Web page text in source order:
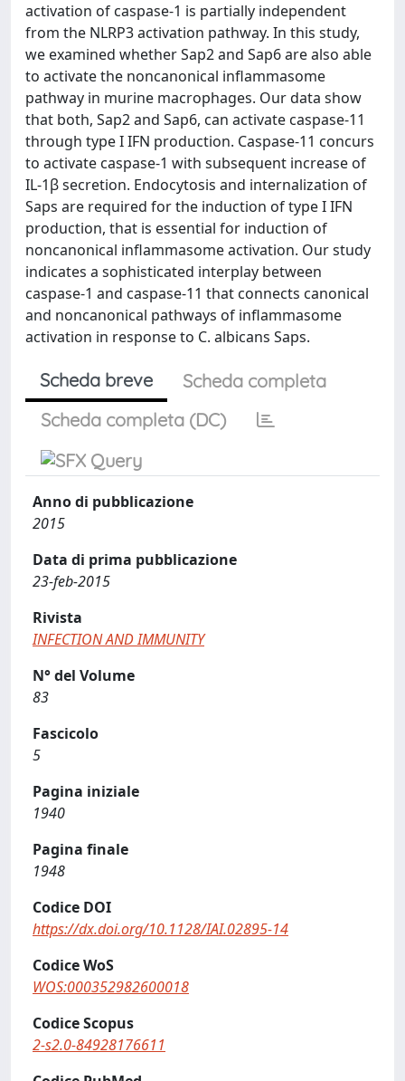
activation of caspase-1 is partially independent
from the NLRP3 activation pathway. In this study,
we examined whether Sap2 and Sap6 are also able
to activate the noncanonical inflammasome
pathway in murine macrophages. Our data show
that both, Sap2 and Sap6, can activate caspase-11
through type I IFN production. Caspase-11 concurs
to activate caspase-1 with subsequent increase of
IL-1β secretion. Endocytosis and internalization of
Saps are required for the induction of type I IFN
production, that is essential for induction of
noncanonical inflammasome activation. Our study
indicates a sophisticated interplay between
caspase-1 and caspase-11 that connects canonical
and noncanonical pathways of inflammasome
activation in response to C. albicans Saps.
Scheda breve
Scheda completa
Scheda completa (DC)
Anno di pubblicazione
2015
Data di prima pubblicazione
23-feb-2015
Rivista
INFECTION AND IMMUNITY
N° del Volume
83
Fascicolo
5
Pagina iniziale
1940
Pagina finale
1948
Codice DOI
https://dx.doi.org/10.1128/IAI.02895-14
Codice WoS
WOS:000352982600018
Codice Scopus
2-s2.0-84928176611